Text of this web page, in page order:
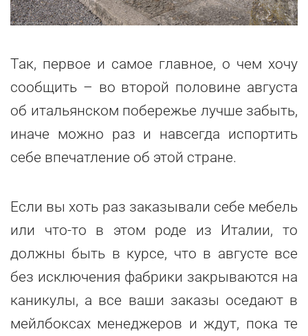
Так, первое и самое главное, о чем хочу
сообщить – во второй половине августа
об итальянском побережье лучше забыть,
иначе можно раз и навсегда испортить
себе впечатление об этой стране.
Если вы хоть раз заказывали себе мебель
или что-то в этом роде из Италии, то
должны быть в курсе, что в августе все
без исключения фабрики закрываются на
каникулы, а все ваши заказы оседают в
мейлбоксах менеджеров и ждут, пока те